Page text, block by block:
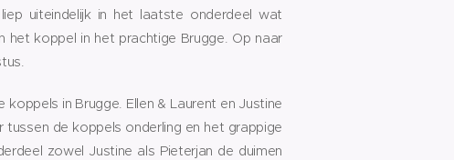
uiteindelijk in het laatste onderdeel wat
het koppel in het prachtige Brugge. Op naar
in Brugge. Ellen & Laurent en Justine
de koppels onderling en het grappige
zowel Justine als Pieterjan de duimen